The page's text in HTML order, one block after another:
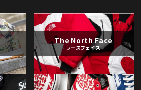
The North Face
ノースフェイス